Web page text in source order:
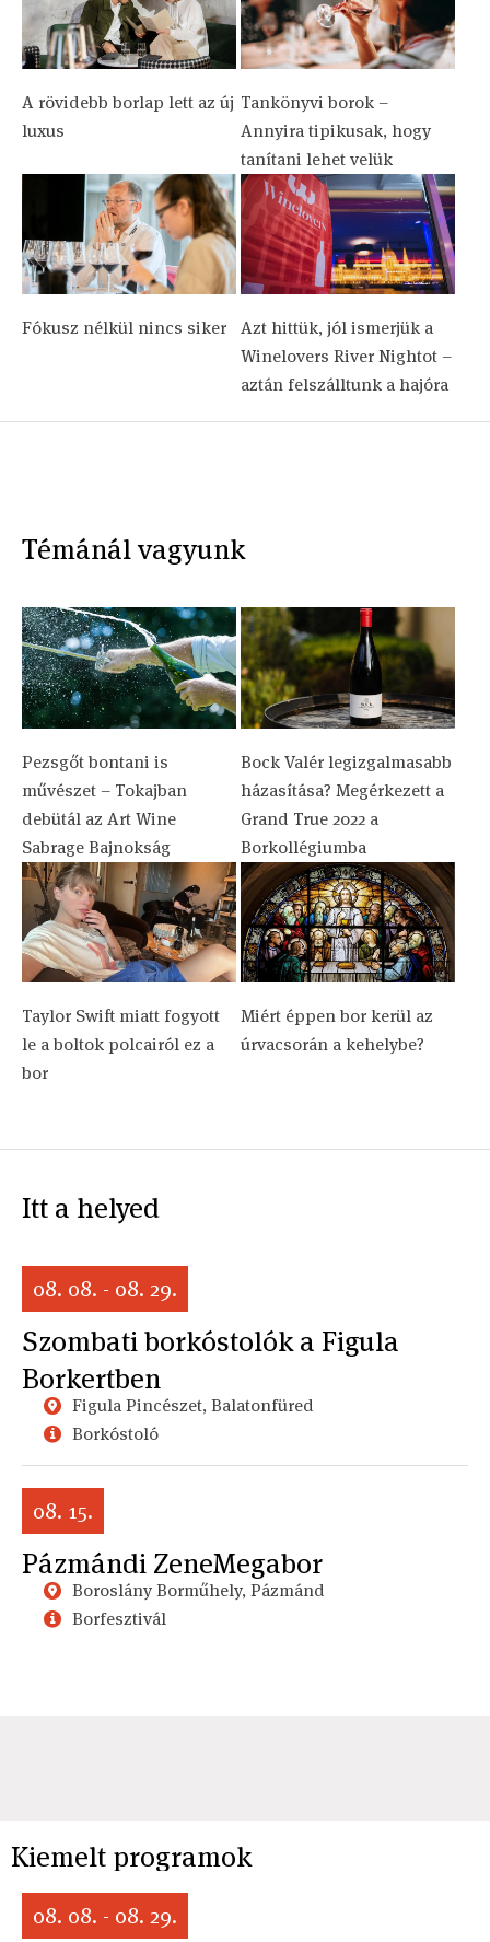
A rövidebb borlap lett az új
luxus
Tankönyvi borok –
Annyira tipikusak, hogy
tanítani lehet velük
Fókusz nélkül nincs siker
Azt hittük, jól ismerjük a
Winelovers River Nightot –
aztán felszálltunk a hajóra
Témánál vagyunk
Pezsgőt bontani is
művészet – Tokajban
debütál az Art Wine
Sabrage Bajnokság
Bock Valér legizgalmasabb
házasítása? Megérkezett a
Grand True 2022 a
Borkollégiumba
Taylor Swift miatt fogyott
le a boltok polcairól ez a
bor
Miért éppen bor kerül az
úrvacsorán a kehelybe?
Itt a helyed
08. 08. - 08. 29.
Szombati borkóstolók a Figula
Borkertben
Figula Pincészet, Balatonfüred
Borkóstoló
08. 15.
Pázmándi ZeneMegabor
Boroslány Borműhely, Pázmánd
Borfesztivál
Kiemelt programok
08. 08. - 08. 29.